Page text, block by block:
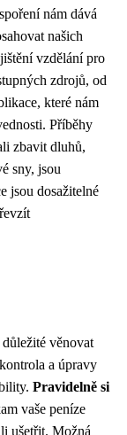
nám dává
našich
vzdělání pro
zdrojů, od
které nám
Příběhy
zbavit dluhů,
sny, jsou
jsou dosažitelné
věnovat
a úpravy
Pravidelně si
vaše peníze
ušetřit. Možná